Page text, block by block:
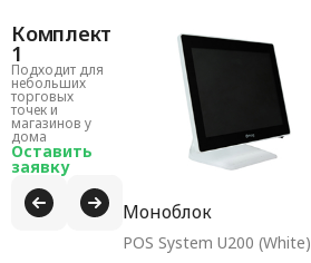
Комплект
1
Подходит для
небольших
торговых
точек и
магазинов у
дома
Оставить
заявку
Моноблок
POS System U200 (White)